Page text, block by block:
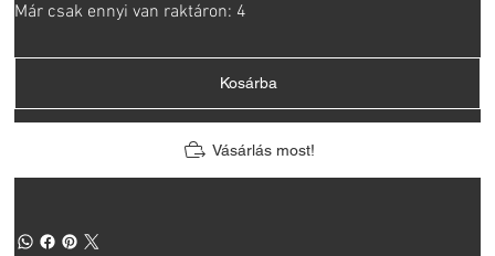
Már csak ennyi van raktáron: 4
Kosárba
Vásárlás most!